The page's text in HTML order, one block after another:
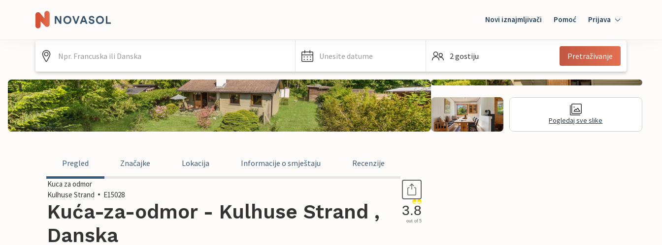
Novi iznajmljivači Pomoć Prijava
Mybooking
Unesite datume 2 gostiju Pretraživanje
Pogledaj sve slike
Pregled Značajke Lokacija Informacije o smještaju Recenzije
Kuca za odmor
Kulhuse Strand
E15028
Kuća-za-odmor - Kulhuse Strand ,
Danska
3.8
out of 5